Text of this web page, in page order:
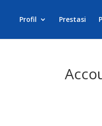
Profil Prestasi